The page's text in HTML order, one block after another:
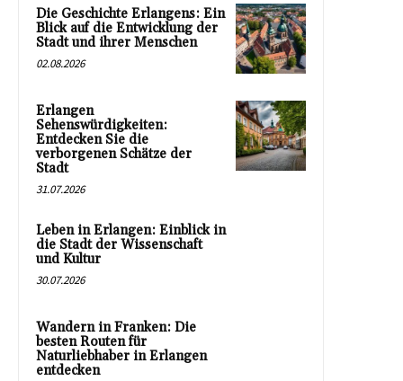
Die Geschichte Erlangens: Ein
Blick auf die Entwicklung der
Stadt und ihrer Menschen
02.08.2026
Erlangen
Sehenswürdigkeiten:
Entdecken Sie die
verborgenen Schätze der
Stadt
31.07.2026
Leben in Erlangen: Einblick in
die Stadt der Wissenschaft
und Kultur
30.07.2026
Wandern in Franken: Die
besten Routen für
Naturliebhaber in Erlangen
entdecken